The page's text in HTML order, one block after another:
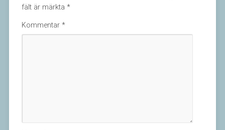
fält är märkta *
Kommentar *